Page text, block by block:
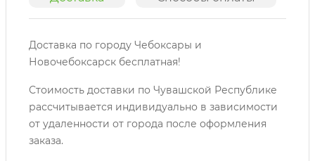
Доставка по городу Чебоксары и
Новочебоксарск бесплатная!
Стоимость доставки по Чувашской Республике
рассчитывается индивидуально в зависимости
от удаленности от города после оформления
заказа.